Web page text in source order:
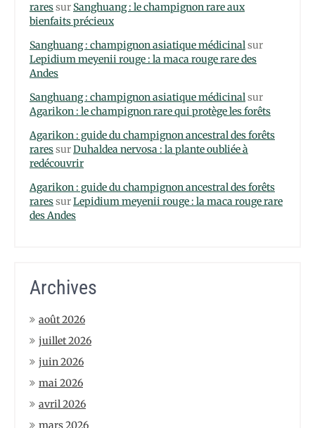
raressur Sanghuang : le champignon rare aux
bienfaits précieux
Sanghuang : champignon asiatique médicinalsur
Lepidium meyenii rouge : la maca rouge rare des
Andes
Sanghuang : champignon asiatique médicinalsur
Agarikon : le champignon rare qui protège les forêts
Agarikon : guide du champignon ancestral des forêts
raressurDuhaldea nervosa : la plante oubliée à
redécouvrir
Agarikon : guide du champignon ancestral des forêts
raressurLepidium meyenii rouge : la maca rouge rare
des Andes
Archives
août 2026
juillet 2026
juin 2026
mai 2026
avril 2026
mars 2026